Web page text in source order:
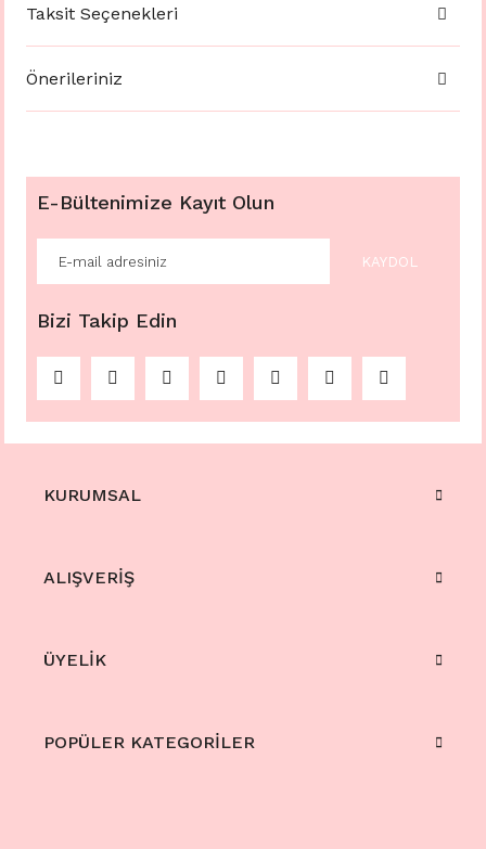
Taksit Seçenekleri
Önerileriniz
E-Bültenimize Kayıt Olun
KAYDOL
Bizi Takip Edin
KURUMSAL
ALIŞVERİŞ
ÜYELİK
POPÜLER KATEGORİLER